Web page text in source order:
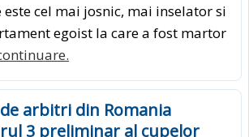
cel mai josnic, mai inselator si
egoist la care a fost martor
arbitri din Romania
3 preliminar al cupelor